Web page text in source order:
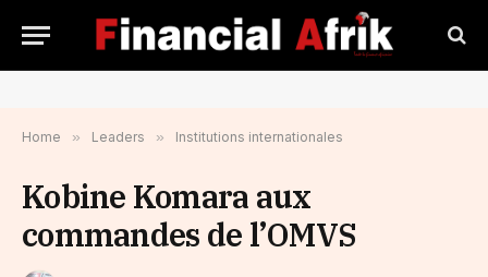
Home » Leaders » Institutions internationales
Kobine Komara aux
commandes de l’OMVS